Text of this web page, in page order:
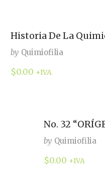
Historia De La
by Quimiofilia
$0.00 +IVA
No. 32
by Quimiofilia
$0.00 +IVA